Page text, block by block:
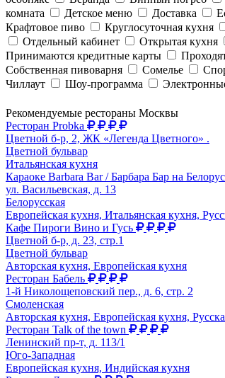
комната
Детское меню Доставка
Крафтовое пиво
Круглосуточная кухня
Отдельный кабинет
Открытая кухня
Принимаются кредитные карты
Собственная пивоварня
Сомелье
Чиллаут
Шоу-программа
Рекомендуемые рестораны Москвы
Ресторан Probka
Цветной б-р, 2, ЖК «Легенда Цветного» .
Цветной бульвар
Итальянская кухня
Караоке Barbara Bar / Барбара Бар на
ул. Васильевская, д. 13
Белорусская
Европейская кухня, Итальянская кухня,
Кафе Пироги Вино и Гусь
Цветной б-р, д. 23, стр.1
Цветной бульвар
Авторская кухня, Европейская кухня
Ресторан Бабель
1-й Николощеповский пер., д. 6, стр. 2
Смоленская
Авторская кухня, Европейская кухня,
Ресторан Talk of the town
Ленинский пр-т, д. 113/1
Юго-Западная
Европейская кухня, Индийская кухня